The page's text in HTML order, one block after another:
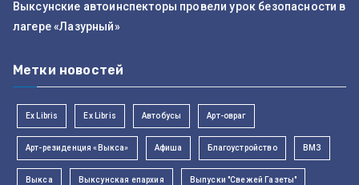
Выксунские автоинспекторы провели урок безопасности в
лагере «Лазурный»
Метки новостей
Ex Libris Ex Libris Автобусы Арт-овраг
Арт-резиденция «Выкса» Афиша Благоустройство ВМЗ
Выкса Выксунская епархия Выпуски "Свежей Газеты"